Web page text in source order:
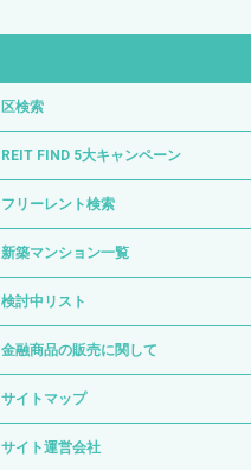
区検索
REIT FIND 5大キャンペーン
フリーレント検索
新築マンション一覧
検討中リスト
金融商品の販売に関して
サイトマップ
サイト運営会社